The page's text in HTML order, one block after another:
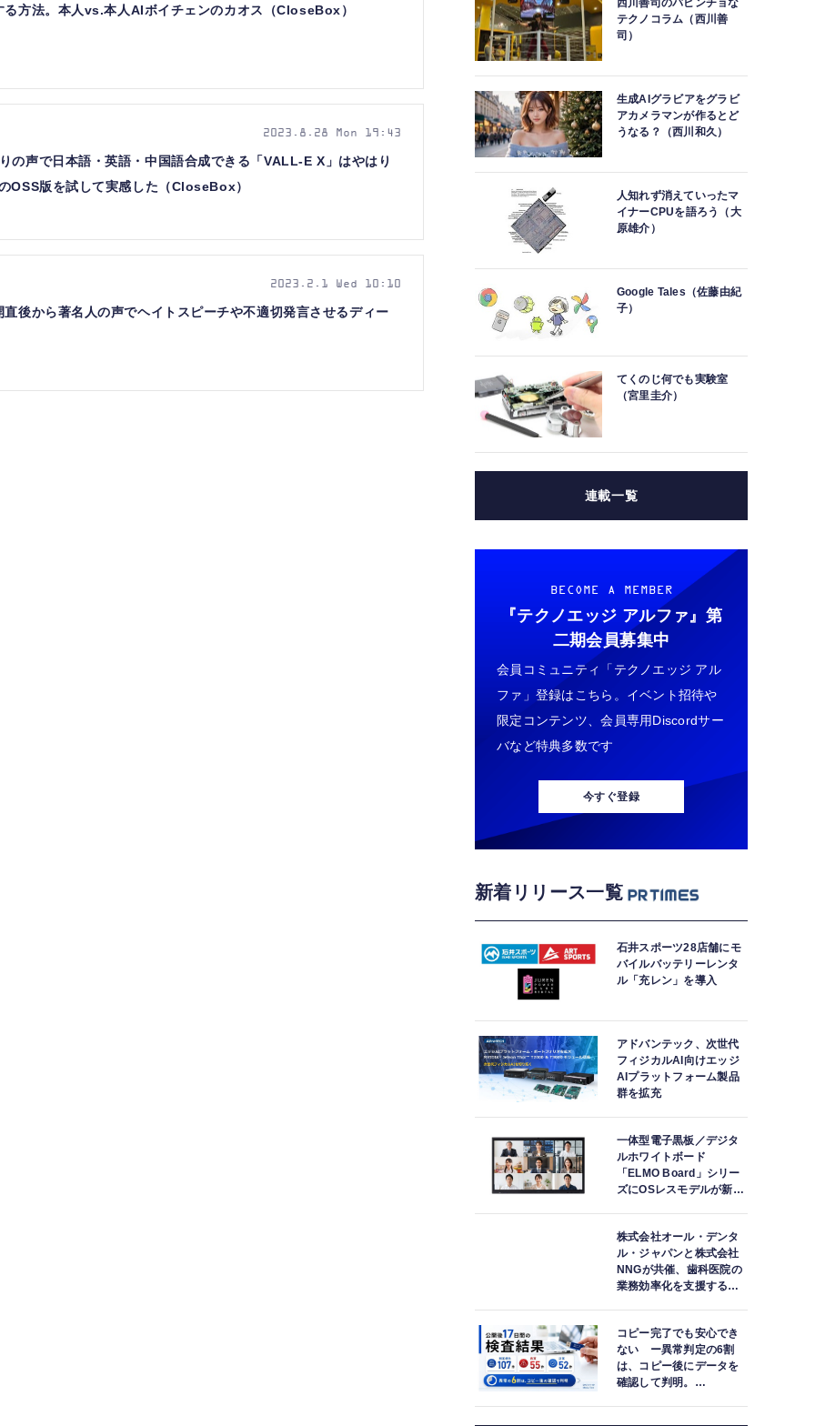
方法。本人vs.本人AIボイチェンのカオス（CloseBox）
の声で日本語・英語・中国語合成できる「VALL-E X」はやはり
OSS版を試して実感した（CloseBox）
2023.8.28 Mon 19:43
後から著名人の声でヘイトスピーチや不適切発言させるディー
2023.2.1 Wed 10:10
西川善司のバビンチョな
テクノコラム（西川善
司）
生成AIグラビアをグラビ
アカメラマンが作るとど
うなる？（西川和久）
人知れず消えていったマ
イナーCPUを語ろう（大
原雄介）
Google Tales（佐藤由紀
子）
てくのじ何でも実験室
（宮里圭介）
連載一覧
BECOME A MEMBER
『テクノエッジ アルファ』 第
二期会員募集中
会員コミュニティ「テクノエッジ アル
ファ」登録はこちら。イベント招待や
限定コンテンツ、会員専用Discordサー
バなど特典多数です
今すぐ登録
新着リリース一覧
石井スポーツ28店舗にモ
バイルバッテリーレンタ
ル「充レン」を導入
アドバンテック、次世代
フィジカルAI向けエッジ
AIプラットフォーム製品
群を拡充
一体型電子黒板／デジタ
ルホワイトボード
「ELMO Board」シリー
ズにOSレスモデルが新登
株式会社オール・デンタ
ル・ジャパンと株式会社
NNGが共催、歯科医院の
業務効率化を支援する院
紹介
コピー完了でも安心でき
ない ー異常判定の6割
は、コピー後にデータを
確認して判明。